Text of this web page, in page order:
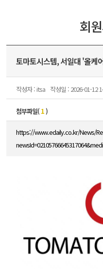
회
토마토시스템, 서일대 '올케
작성자 : itsa 작성일 : 2026-01-12
첨부파일( 1 )
https://www.edaily.co.kr/News/